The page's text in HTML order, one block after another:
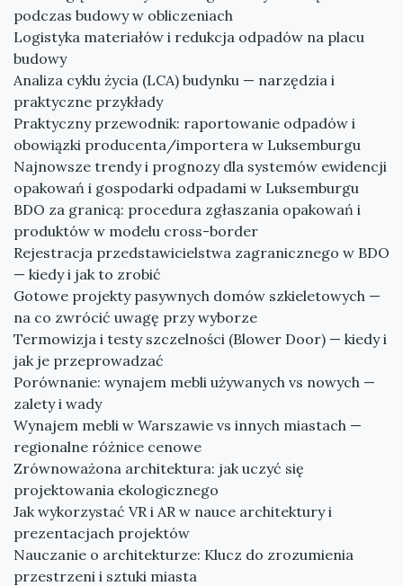
podczas budowy w obliczeniach
Logistyka materiałów i redukcja odpadów na placu
budowy
Analiza cyklu życia (LCA) budynku — narzędzia i
praktyczne przykłady
Praktyczny przewodnik: raportowanie odpadów i
obowiązki producenta/importera w Luksemburgu
Najnowsze trendy i prognozy dla systemów ewidencji
opakowań i gospodarki odpadami w Luksemburgu
BDO za granicą: procedura zgłaszania opakowań i
produktów w modelu cross-border
Rejestracja przedstawicielstwa zagranicznego w BDO
— kiedy i jak to zrobić
Gotowe projekty pasywnych domów szkieletowych —
na co zwrócić uwagę przy wyborze
Termowizja i testy szczelności (Blower Door) — kiedy i
jak je przeprowadzać
Porównanie: wynajem mebli używanych vs nowych —
zalety i wady
Wynajem mebli w Warszawie vs innych miastach —
regionalne różnice cenowe
Zrównoważona architektura: jak uczyć się
projektowania ekologicznego
Jak wykorzystać VR i AR w nauce architektury i
prezentacjach projektów
Nauczanie o architekturze: Klucz do zrozumienia
przestrzeni i sztuki miasta